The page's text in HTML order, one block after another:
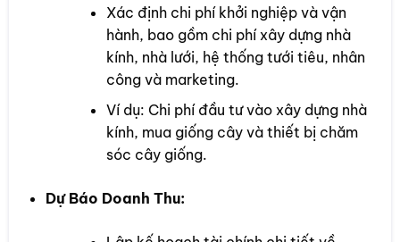
Xác định chi phí khởi nghiệp và vận
hành, bao gồm chi phí xây dựng nhà
kính, nhà lưới, hệ thống tưới tiêu, nhân
công và marketing.
Ví dụ: Chi phí đầu tư vào xây dựng nhà
kính, mua giống cây và thiết bị chăm
sóc cây giống.
Dự Báo Doanh Thu: